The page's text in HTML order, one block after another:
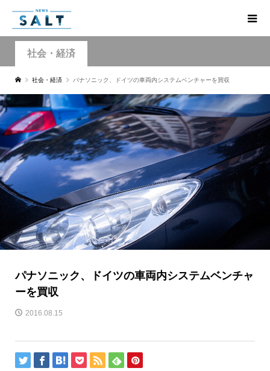
社会・経済
社会・経済 パナソニック、ドイツの車両内システムベンチャーを買収
パナソニック、ドイツの車両内システムベンチャ
ーを買収
2016.08.15